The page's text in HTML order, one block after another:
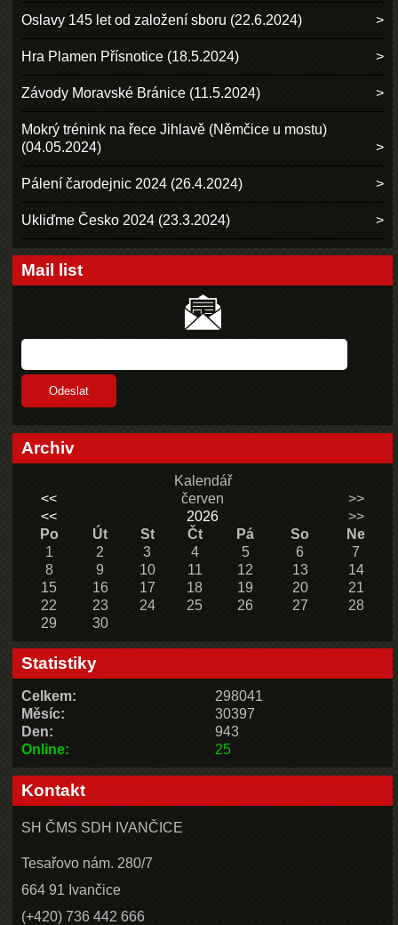
Oslavy 145 let od založení sboru (22.6.2024)
Hra Plamen Přísnotice (18.5.2024)
Závody Moravské Bránice (11.5.2024)
Mokrý trénink na řece Jihlavě (Němčice u mostu)
(04.05.2024)
Pálení čarodejnic 2024 (26.4.2024)
Ukliďme Česko 2024 (23.3.2024)
Mail list
Archiv
Kalendář
<<
červen
>>
<<
2026
>>
Po
Út St Čt Pá So
Ne
1
2 3 4 5 6
7
8
9 10 11 12 13
14
15
16 17 18 19 20
21
22
23 24 25 26 27
28
29
30
Statistiky
Online: 25
Celkem:
298041
Měsíc:
30397
Den:
943
Kontakt
SH ČMS SDH IVANČICE
Tesařovo nám. 280/7
664 91 Ivančice
(+420) 736 442 666